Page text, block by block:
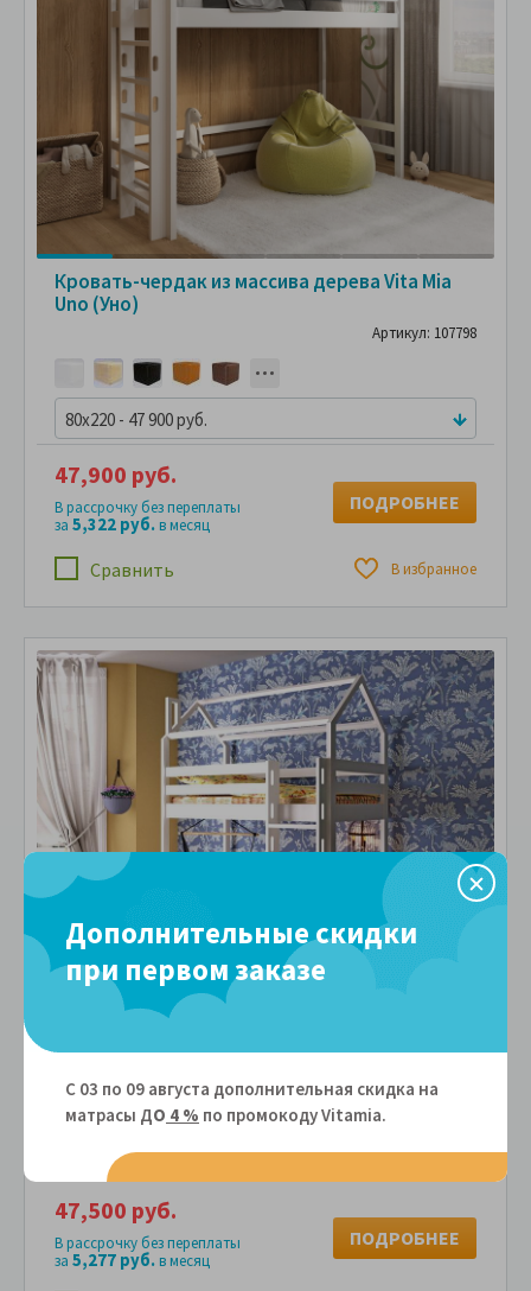
Кровать-чердак из массива дерева Vita Mia
Uno (Уно)
Артикул: 107798
80x220 - 47 900 руб.
Сравнить В избранное
47,900 руб.
В рассрочку без переплаты
за 5,322 руб.в месяц
ПОДРОБНЕЕ
Кровать чердак домик из массива дерева
80x220 - 47 500 руб.
47,500 руб.
В рассрочку без переплаты
за 5,277 руб.в месяц
ПОДРОБНЕЕ
Дополнительные скидки
при первом заказе
С 03 по 09 августа дополнительная скидка на
матрасы ДО 4 % по промокоду Vitamiа.